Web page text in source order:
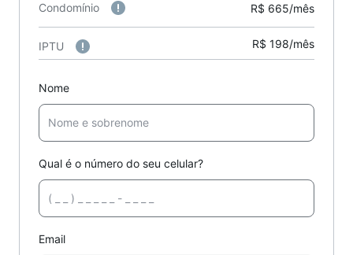
Condomínio R$ 665/mês
IPTU R$ 198/mês
Nome
Qual é o número do seu celular?
Email